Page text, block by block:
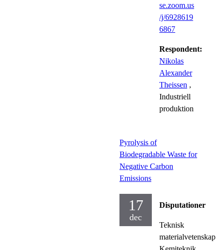
se.zoom.us
/j/6928619
6867
Respondent:
Nikolas
Alexander
Theissen ,
Industriell
produktion
Pyrolysis of
Biodegradable Waste for
Negative Carbon
Emissions
17
dec
Disputationer
Teknisk
materialvetenskap